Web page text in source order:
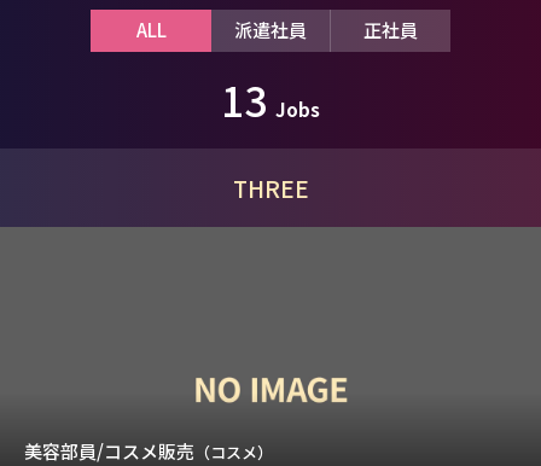
ALL 派遣社員 正社員
13 Jobs
THREE
美容部員/コスメ販売 （コスメ）